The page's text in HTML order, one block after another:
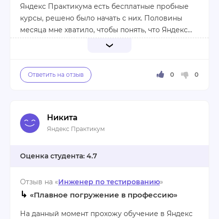
Минусы:
1.Неадекватная цена
2.Структура обучения
3.Слабая команда преподавателей.
Яндекс Практикума есть бесплатные пробные
курсы, решено было начать с них. Половины
месяца мне хватило, чтобы понять, что Яндекс
отлично умеет работать со студентами.
разбираться. Похвально, что много онлайн-
встреч с преподавателями, ссылок на
ответственный, все честно проверяют, есть
дедлайны. Планирование занятий происходит в
для распределения своего времени.
Я ни разу не пожалел о своем решении и
Стабильная обратная связь и интересная подача
материала.
Никита
Яндекс Практикум
4.7
Отзыв на «Инженер по тестированию»
↳ «Плавное погружение в профессию»
На данный момент прохожу обучение в Яндекс